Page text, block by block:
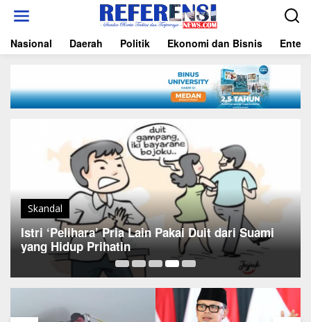
t
Nasional Daerah Politik Ekonomi dan Bisnis
Skandal
Istri ‘Pelihara’ Pria Lain Pakai Duit dari Suami
yang Hidup Prihatin